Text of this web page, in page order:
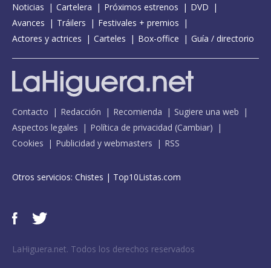
Noticias Cartelera Próximos estrenos
DVD
Avances
Tráilers
Festivales + premios
Actores y actrices
Carteles Box-office Guía / directorio
Contacto Redacción Recomienda
Sugiere una web
Aspectos legales
Política de privacidad (Cambiar)
Cookies
Publicidad y webmasters RSS
Otros servicios: Chistes | Top10Listas.com
LaHiguera.net. Todos los derechos reservados